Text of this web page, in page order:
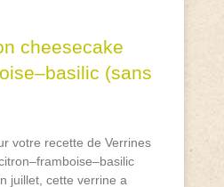
cheesecake
(sans
votre recette de Verrines
juillet, cette verrine a